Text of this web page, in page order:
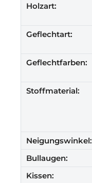
Holzart:
Geflechtart:
Geflechtfarben:
Stoffmaterial:
Neigungswinkel:
Bullaugen:
Kissen: